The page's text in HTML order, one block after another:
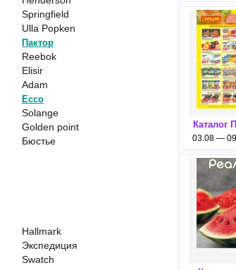
Springfield
Ulla Popken
Пактор
Reebok
Elisir
Adam
Ecco
Solange
Golden point
Бюстье
Hallmark
Экспедиция
Swatch
Каталог
03.08 —